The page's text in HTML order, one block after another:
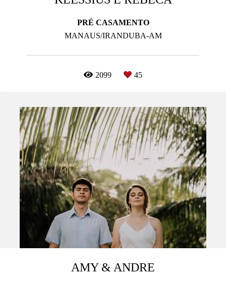
PRÉ CASAMENTO
MANAUS/IRANDUBA-AM
2099 45
AMY & ANDRE